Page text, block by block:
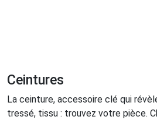
Ceintures
La ceinture, accessoire clé qui
tressé, tissu : trouvez votre pièce.